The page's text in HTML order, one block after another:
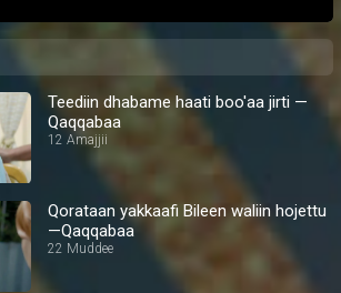
Teediin dhabame haati boo'aa jirti —
Qaqqabaa
12 Amajjii
Qorataan yakkaafi Bileen waliin hojettu
—Qaqqabaa
22 Muddee